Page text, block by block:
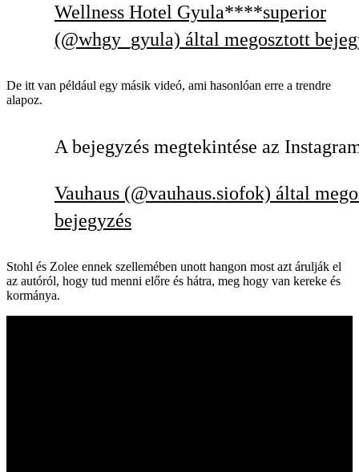
Wellness Hotel Gyula****superior
(@whgy_gyula) által megosztott
De itt van például egy másik videó, ami hasonlóan erre a trendre
alapoz.
A bejegyzés megtekintése az
Vauhaus (@vauhaus.siofok) által
bejegyzés
Stohl és Zolee ennek szellemében unott hangon most azt árulják el
az autóról, hogy tud menni előre és hátra, meg hogy van kereke és
kormánya.